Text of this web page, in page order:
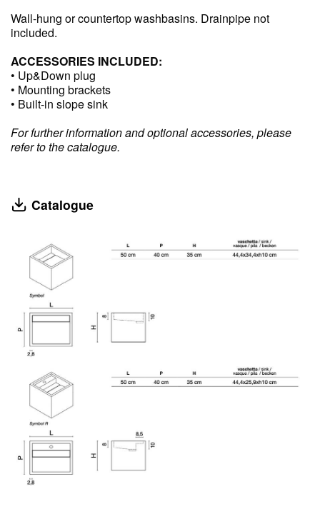
Wall-hung or countertop washbasins. Drainpipe not
included.
ACCESSORIES INCLUDED:
• Up&Down plug
• Mounting brackets
• Built-in slope sink
For further information and optional accessories, please
refer to the catalogue.
Catalogue